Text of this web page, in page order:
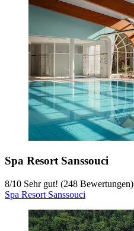
Spa Resort Sanssouci
8/10 Sehr gut! (248 Bewertungen)
Spa Resort Sanssouci